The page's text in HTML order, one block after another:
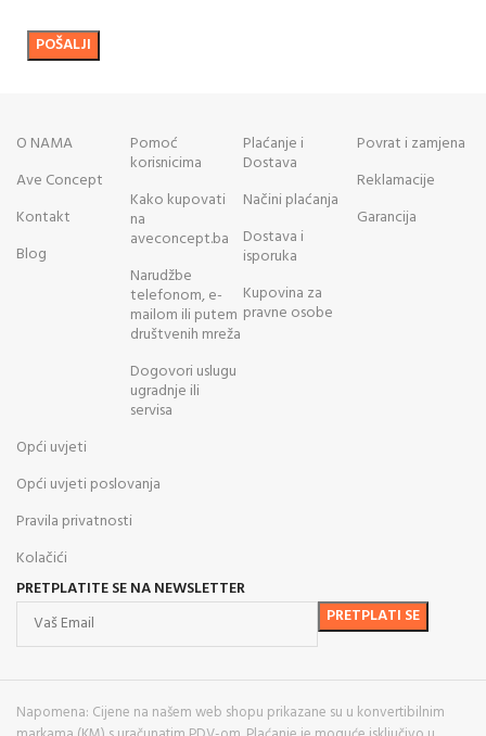
O NAMA
Ave Concept
Kontakt
Blog
Pomoć
korisnicima
Kako kupovati
na
aveconcept.ba
Narudžbe
telefonom, e-
mailom ili putem
društvenih mreža
Dogovori uslugu
ugradnje ili
servisa
Plaćanje i
Dostava
Načini plaćanja
Dostava i
isporuka
Kupovina za
pravne osobe
Povrat i zamjena
Reklamacije
Garancija
Opći uvjeti
Opći uvjeti poslovanja
Pravila privatnosti
Kolačići
PRETPLATITE SE NA NEWSLETTER
Napomena: Cijene na našem web shopu prikazane su u konvertibilnim